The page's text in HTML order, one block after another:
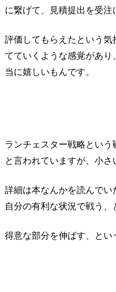
に繋げて、見積提出を受注
評価してもらえたという
てていくような感覚があ
当に嬉しいもんです。
ランチェスター戦略とい
と言われていますが、小さ
詳細は本なんかを読んでい
自分の有利な状況で戦う、
得意な部分を伸ばす、とい